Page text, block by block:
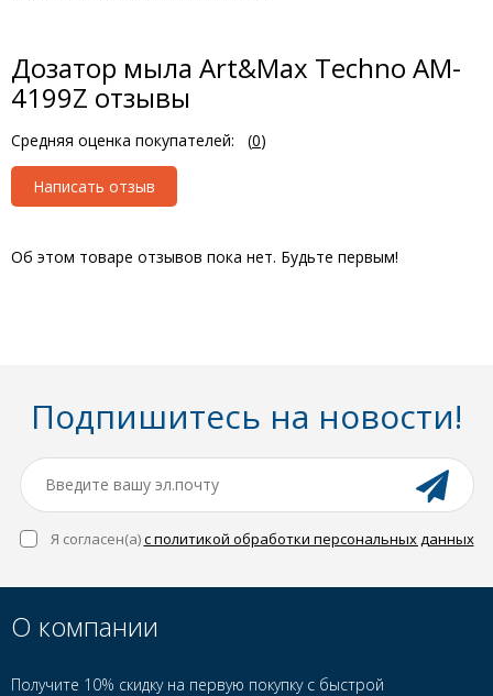
Дозатор мыла Art&Max Techno AM-
4199Z отзывы
Средняя оценка покупателей: (0)
Написать отзыв
Об этом товаре отзывов пока нет. Будьте первым!
Подпишитесь на новости!
Я согласен(a)с политикой обработки персональных данных
О компании
Получите 10% скидку на первую покупку с быстрой